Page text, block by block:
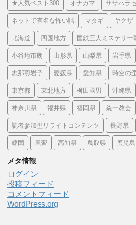
★人気ベスト300 オナカマ ササハラ
ネットで有名な怖い話 マタギ ヤクザ
北海道 四国地方 国鉄三大ミステリー
小谷地市朗 山形県 山梨県 岩手県
志那羽岩子 愛媛県 愛知県 時空の
東京都 東北地方 柳田國男 沖縄県
神奈川県 福井県 福岡県 統一教会
読者参加型リライトコンテンツ 長野県
韓国 風習 高知県 鳥取県 鹿児
メタ情報
ログイン
投稿フィード
コメントフィード
WordPress.org